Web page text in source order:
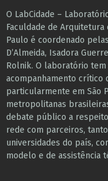
O LabCidade –
Faculdade de Arquitetura
Paulo é coordenado
D’Almeida, Isadora
Rolnik. O laboratório
acompanhamento crítico
particularmente em São
metropolitanas
debate público a
r​e​de com parceiros,
universidades do país,
modelo e de assistência